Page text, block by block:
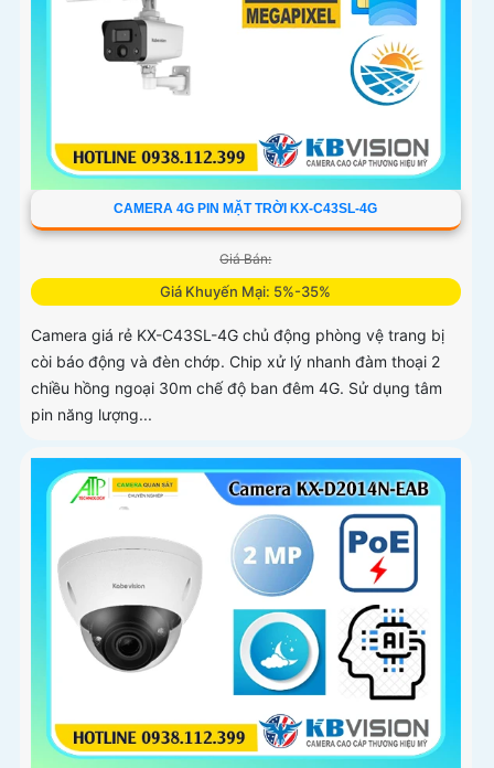
CAMERA 4G PIN MẶT TRỜI KX-C43SL-4G
Giá Bán:
Giá Khuyến Mại: 5%-35%
Camera giá rẻ KX-C43SL-4G chủ động phòng vệ trang bị
còi báo động và đèn chớp. Chip xử lý nhanh đàm thoại 2
chiều hồng ngoại 30m chế độ ban đêm 4G. Sử dụng tâm
pin năng lượng...